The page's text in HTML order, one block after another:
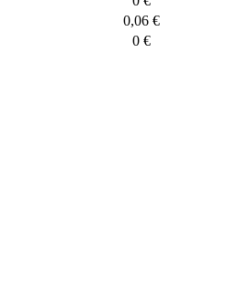
0,06 €
0 €